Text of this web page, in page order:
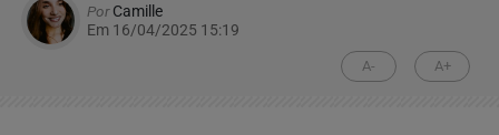
PorCamille
Em 16/04/2025 15:19
A- A+